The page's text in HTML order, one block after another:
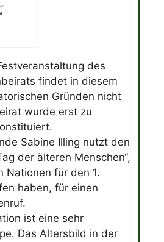
des
findet in diesem
Gründen nicht
wurde erst zu
Sabine Illing nutzt den
der älteren Menschen“,
Nationen für den 1.
haben, für einen
ist eine sehr
Das Altersbild in der